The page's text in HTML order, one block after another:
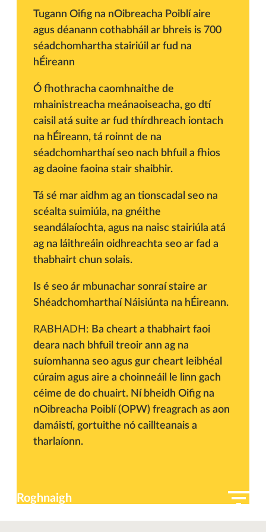
Tugann Oifig na nOibreacha Poiblí aire
agus déanann cothabháil ar bhreis is 700
séadchomhartha stairiúil ar fud na
hÉireann
Ó fhothracha caomhnaithe de
mhainistreacha meánaoiseacha, go dtí
caisil atá suite ar fud thírdhreach iontach
na hÉireann, tá roinnt de na
séadchomharthaí seo nach bhfuil a fhios
ag daoine faoina stair shaibhir.
Tá sé mar aidhm ag an tionscadal seo na
scéalta suimiúla, na gnéithe
seandálaíochta, agus na naisc stairiúla atá
ag na láithreáin oidhreachta seo ar fad a
thabhairt chun solais.
Is é seo ár mbunachar sonraí staire ar
Shéadchomharthaí Náisiúnta na hÉireann.
RABHADH: Ba cheart a thabhairt faoi
deara nach bhfuil treoir ann ag na
suíomhanna seo agus gur cheart leibhéal
cúraim agus aire a choinneáil le linn gach
céime de do chuairt. Ní bheidh Oifig na
nOibreacha Poiblí (OPW) freagrach as aon
damáistí, gortuithe nó caillteanais a
tharlaíonn.
Roghnaigh